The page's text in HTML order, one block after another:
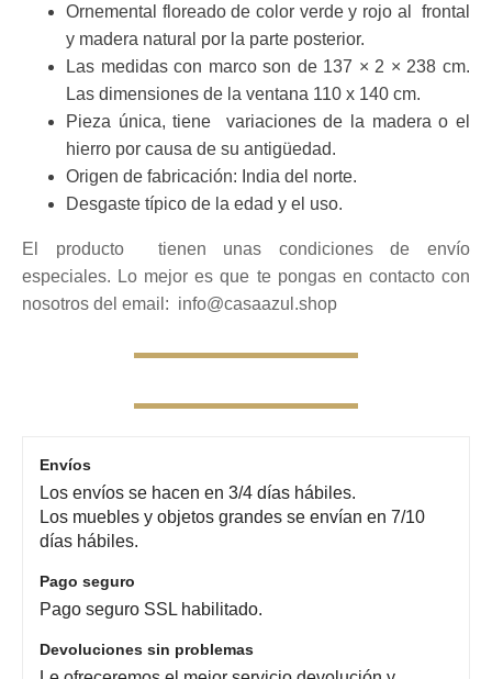
Ornemental floreado de color verde y rojo al frontal
y madera natural por la parte posterior.
Las medidas con marco son de 137 × 2 × 238 cm.
Las dimensiones de la ventana 110 x 140 cm.
Pieza única, tiene variaciones de la madera o el
hierro por causa de su antigüedad.
Origen de fabricación: India del norte.
Desgaste típico de la edad y el uso.
El producto tienen unas condiciones de envío
especiales. Lo mejor es que te pongas en contacto con
nosotros del email: info@casaazul.shop
Envíos
Los envíos se hacen en 3/4 días hábiles.
Los muebles y objetos grandes se envían en 7/10
días hábiles.
Pago seguro
Pago seguro SSL habilitado.
Devoluciones sin problemas